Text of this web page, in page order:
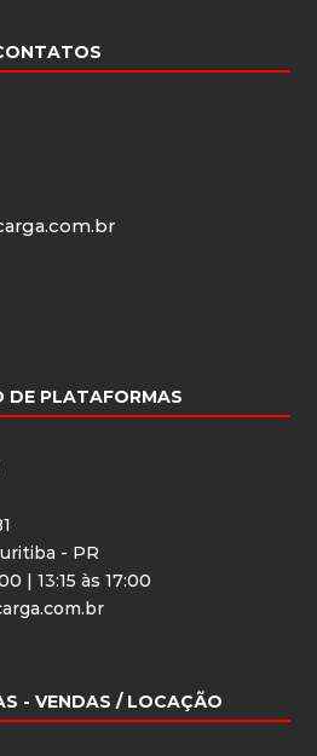
DE PLATAFORMAS
- PR
| 13:15 às 17:00
- VENDAS / LOCAÇÃO